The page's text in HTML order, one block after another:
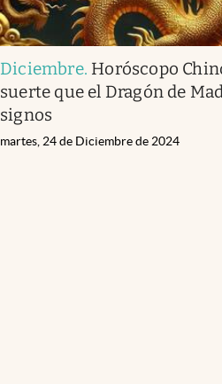
Diciembre. Horóscopo
suerte que el Dragón de
signos
martes, 24 de Diciembre de 2024